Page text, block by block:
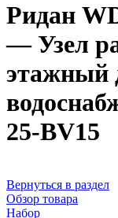
Ридан
— Узел
этажный
25-BV15
Вернуться в раздел
Обзор товара
Набор